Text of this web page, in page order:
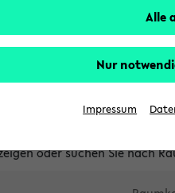
Räume
oder suchen Sie nach
Alle
Nur
Impressum